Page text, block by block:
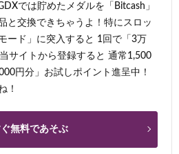
では貯めたメダルを「Bitcash」
と交換できちゃうよ！特にスロッ
ード」に突入すると 1回で「3万
サイトから登録すると 通常1,500
円分」お試しポイント進呈中！
！
無料であそぶ